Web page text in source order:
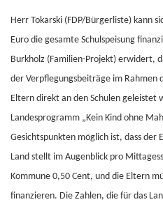
Herr Tokarski (FDP/Bürgerliste) kann
Euro die gesamte Schulspeisung
Burkholz (Familien-Projekt) erwidert,
der Verpflegungsbeiträge im Rahmen
Eltern direkt an den Schulen geleistet
Landesprogramm „Kein Kind ohne
Gesichtspunkten möglich ist, dass der
Land stellt im Augenblick pro
Kommune 0,50 Cent, und die Eltern
finanzieren. Die Zahlen, die für das